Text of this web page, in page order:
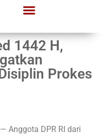
1442 H,
Prokes
— Anggota DPR RI dari